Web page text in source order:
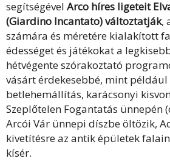
segítségével Arco híres ligeteit
(Giardino Incantato) változtatják,
számára és méretére kialakított
édességet és játékokat a
hétvégente szórakoztató
vásárt érdekesebbé, mint például
betlehemállítás, karácsonyi
Szeplőtelen Fogantatás ünnepén
Arcói Vár ünnepi díszbe öltözik,
kivetítésre az antik épületek
kísér.